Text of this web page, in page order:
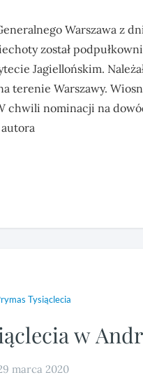
Warszawa z
został
Jagiellońskim.
terenie Warszawy.
chwili nominacji na
Tysiąclecia
w
marca 2020